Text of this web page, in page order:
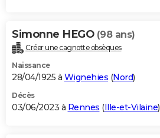
Simonne HEGO (98 ans)
Créer une cagnotte obsèques
Naissance
28/04/1925 à Wignehies (Nord)
Décès
03/06/2023 à Rennes (Ille-et-Vilaine)